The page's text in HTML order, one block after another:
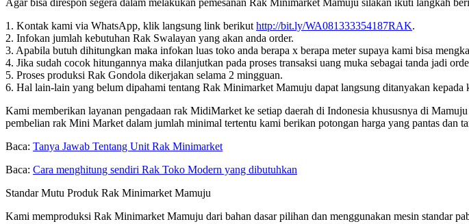
1. Kontak kami via WhatsApp, klik langsung link berikut http://bit.ly/WA081333354187RAK.
2. Infokan jumlah kebutuhan Rak Swalayan yang akan anda order.
3. Apabila butuh dihitungkan maka infokan luas toko anda berapa x berapa meter supaya kami bisa
4. Jika sudah cocok hitungannya maka dilanjutkan pada proses transaksi uang muka sebagai tanda jadi
5. Proses produksi Rak Gondola dikerjakan selama 2 mingguan.
6. Hal lain-lain yang belum dipahami tentang Rak Minimarket Mamuju dapat langsung ditanyakan kepada
Kami memberikan layanan pengadaan rak MidiMarket ke setiap daerah di Indonesia khususnya di
pembelian rak Mini Market dalam jumlah minimal tertentu kami berikan potongan harga yang pantas dan
Baca: Tanya Jawab Tentang Unit Rak Minimarket
Baca: Cara menghitung sendiri Rak Toko Modern yang dibutuhkan
Standar Mutu Produk Rak Minimarket Mamuju
Kami memproduksi Rak Minimarket Mamuju dari bahan dasar pilihan dan menggunakan mesin standar